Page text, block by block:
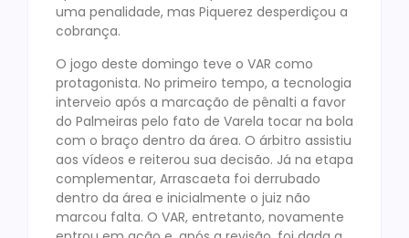
uma penalidade, mas Piquerez desperdiçou a
cobrança.
O jogo deste domingo teve o VAR como
protagonista. No primeiro tempo, a tecnologia
interveio após a marcação de pênalti a favor
do Palmeiras pelo fato de Varela tocar na bola
com o braço dentro da área. O árbitro assistiu
aos vídeos e reiterou sua decisão. Já na etapa
complementar, Arrascaeta foi derrubado
dentro da área e inicialmente o juiz não
marcou falta. O VAR, entretanto, novamente